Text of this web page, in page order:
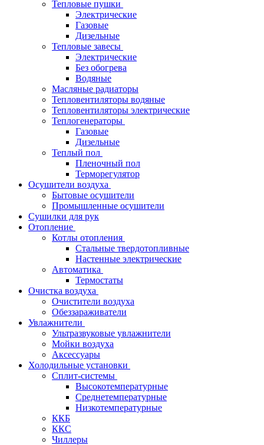
Тепловые пушки
Электрические
Газовые
Дизельные
Тепловые завесы
Электрические
Без обогрева
Водяные
Масляные радиаторы
Тепловентиляторы водяные
Тепловентиляторы электрические
Теплогенераторы
Газовые
Дизельные
Теплый пол
Пленочный пол
Терморегулятор
Осушители воздуха
Бытовые осушители
Промышленные осушители
Сушилки для рук
Отопление
Котлы отопления
Стальные твердотопливные
Настенные электрические
Автоматика
Термостаты
Очистка воздуха
Очистители воздуха
Обеззараживатели
Увлажнители
Ультразвуковые увлажнители
Мойки воздуха
Аксессуары
Холодильные установки
Сплит-системы
Высокотемпературные
Среднетемпературные
Низкотемпературные
ККБ
ККС
Чиллеры